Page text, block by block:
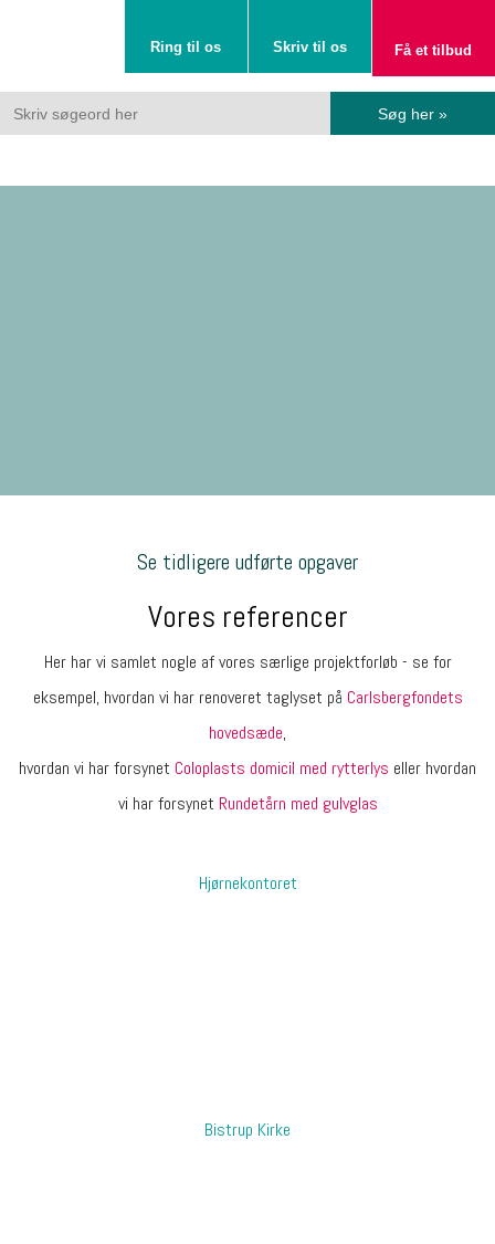
Ring til os Skriv til os Få et tilbud
Se tidligere udførte opgaver
Vores referencer
Her har vi samlet nogle af vores særlige projektforløb - se for
eksempel, hvordan vi har renoveret taglyset på Carlsbergfondets
hovedsæde,
hvordan vi har forsynet Coloplasts domicil med rytterlys eller hvordan
vi har forsynet Rundetårn med gulvglas
Hjørnekontoret
​Bistrup Kirke